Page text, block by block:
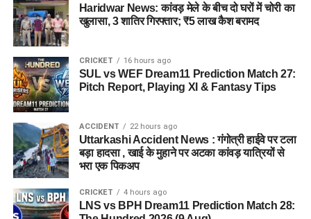
Haridwar News: कांवड़ मेले के बीच दो घरों में चोरी का
खुलासा, 3 शातिर गिरफ्तार; ₹5 लाख कैश बरामद
CRICKET 16 hours ago
SUL vs WEF Dream11 Prediction Match 27:
Pitch Report, Playing XI & Fantasy Tips
ACCIDENT 22 hours ago
Uttarkashi Accident News : गंगोत्री हाईवे पर टला
बड़ा हादसा , खाई के मुहाने पर अटका कांवड़ यात्रियों से
भरा एक पिकअप
CRICKET 4 hours ago
LNS vs BPH Dream11 Prediction Match 28: